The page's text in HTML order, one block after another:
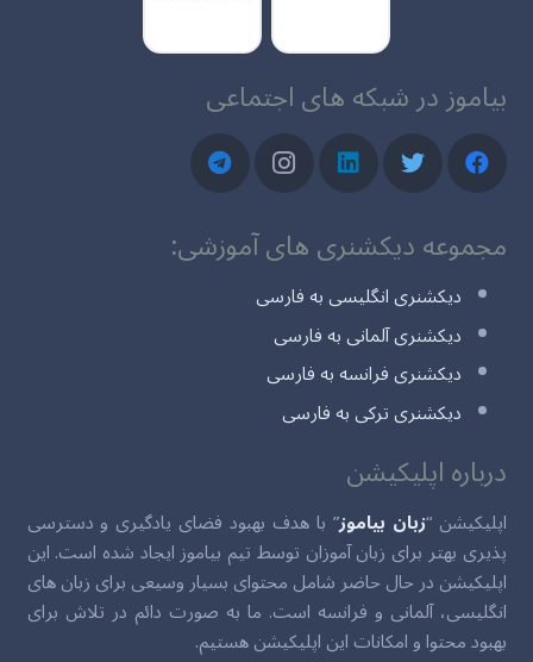
بیاموز در شبکه های اجتماعی
مجموعه دیکشنری های آموزشی:
دیکشنری انگلیسی به فارسی
دیکشنری آلمانی به فارسی
دیکشنری فرانسه به فارسی
دیکشنری ترکی به فارسی
درباره اپلیکیشن
اپلیکیشن “زبان بیاموز” با هدف بهبود فضای یادگیری و دسترسی
پذیری بهتر برای زبان آموزان توسط تیم بیاموز ایجاد شده است. این
اپلیکیشن در حال حاضر شامل محتوای بسیار وسیعی برای زبان های
انگلیسی، آلمانی و فرانسه است. ما به صورت دائم در تلاش برای
بهبود محتوا و امکانات این اپلیکیشن هستیم.